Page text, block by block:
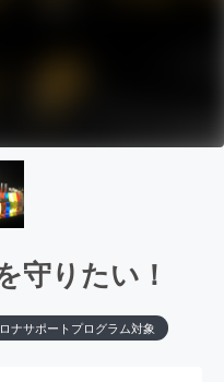
守りたい！
ナサポートプログラム対象